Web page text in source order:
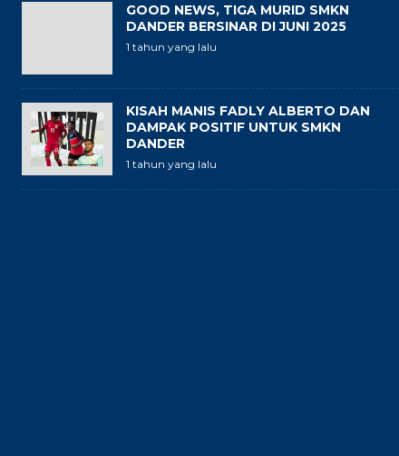
GOOD NEWS, TIGA MURID SMKN
DANDER BERSINAR DI JUNI 2025
1 tahun yang lalu
KISAH MANIS FADLY ALBERTO DAN
DAMPAK POSITIF UNTUK SMKN
DANDER
1 tahun yang lalu